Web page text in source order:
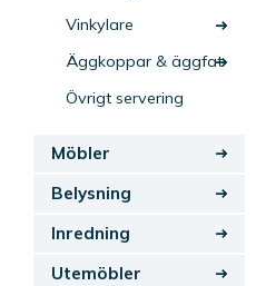
Vinkylare
Äggkoppar & äggfat
Övrigt servering
Möbler
Belysning
Inredning
Utemöbler